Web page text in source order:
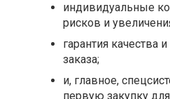
индивидуальные
рисков и
гарантия
заказа;
и, главное,
первую закупку